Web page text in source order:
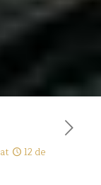
at
12 de